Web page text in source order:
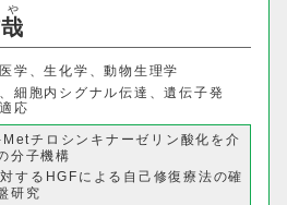
哉
や
学、生化学、動物生理学
細胞内シグナル伝達、遺伝子発
応
チロシンキナーゼリン酸化を介
分子機構
するHGFによる自己修復療法の確
研究